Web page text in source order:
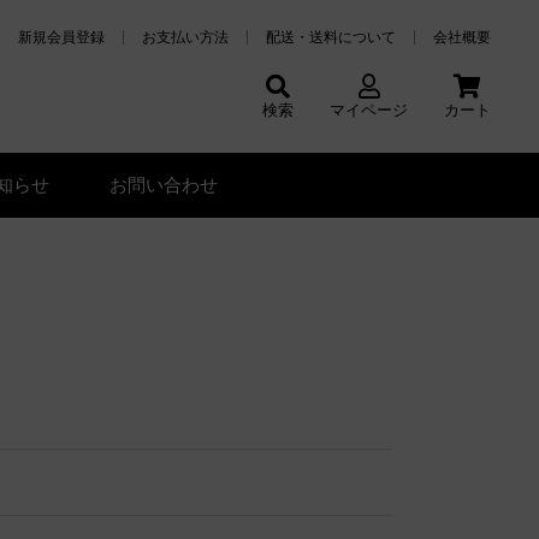
新規会員登録 お支払い方法 配送・送料について 会社概要
検索 マイページ カート
らせ お問い合わせ